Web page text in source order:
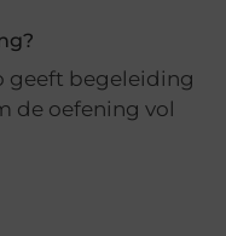
geeft begeleiding
de oefening vol